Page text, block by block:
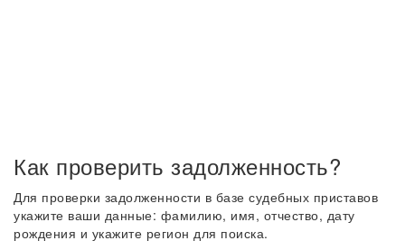
Как проверить задолженность?
Для проверки задолженности в базе судебных приставов
укажите ваши данные: фамилию, имя, отчество, дату
рождения и укажите регион для поиска.